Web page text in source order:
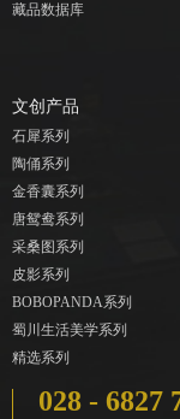
藏品数据库
文创产品
石犀系列
陶俑系列
金香囊系列
唐鸳鸯系列
采桑图系列
皮影系列
BOBOPANDA系列
蜀川生活美学系列
精选系列
028 - 6827